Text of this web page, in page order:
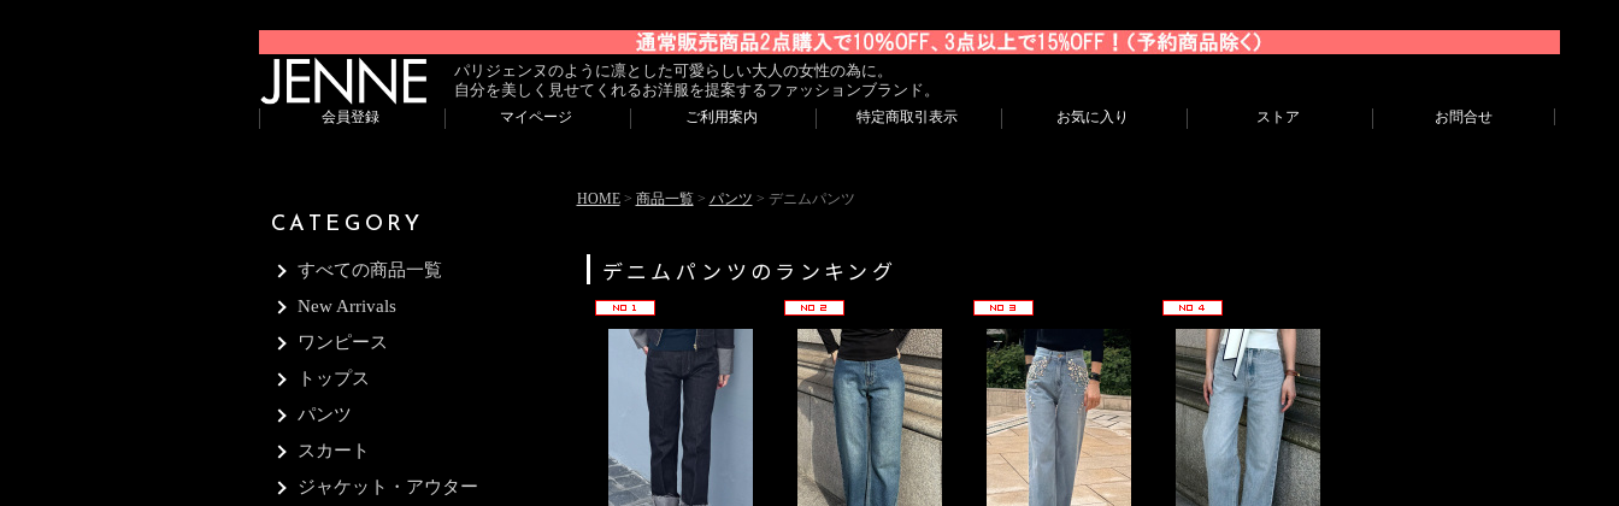
パリジェンヌのように凛とした可愛らしい大人の女性の為に。
自分を美しく見せてくれるお洋服を提案するファッションブランド。
会員登録 マイページ ご利用案内 特定商取引表示 お気に入り ストア お問合せ
CATEGORY
すべての商品一覧
New Arrivals
ワンピース
トップス
パンツ
スカート
ジャケット・アウター
HOME> 商品一覧> パンツ > デニムパンツ
デニムパンツのランキング